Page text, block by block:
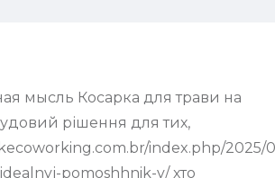
мысль Косарка для трави на
рішення для тих,
index.php/2025/
pomoshhnik-v/ хто